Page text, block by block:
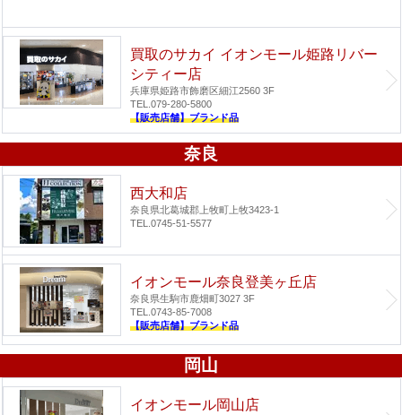
買取のサカイ イオンモール姫路リバー
シティー店
兵庫県姫路市飾磨区細江2560 3F
TEL.079-280-5800
【販売店舗】ブランド品
奈良
西大和店
奈良県北葛城郡上牧町上牧3423-1
TEL.0745-51-5577
イオンモール奈良登美ヶ丘店
奈良県生駒市鹿畑町3027 3F
TEL.0743-85-7008
【販売店舗】ブランド品
岡山
イオンモール岡山店